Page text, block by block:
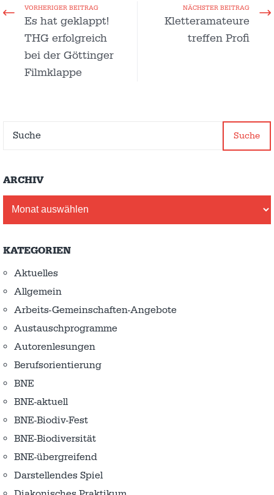
VORHERIGER BEITRAG
Es hat geklappt!
THG erfolgreich
bei der Göttinger
Filmklappe
NÄCHSTER BEITRAG
Kletteramateure
treffen Profi
Suche
ARCHIV
KATEGORIEN
Aktuelles
Allgemein
Arbeits-Gemeinschaften-Angebote
Austausch­programme
Autorenlesungen
Berufsorientierung
BNE
BNE-aktuell
BNE-Biodiv-Fest
BNE-Biodiversität
BNE-übergreifend
Darstellendes Spiel